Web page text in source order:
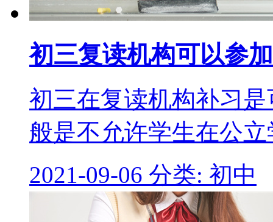
初三复读机构可以参
初三在复读机构补习
般是不允许学生在公
2021-09-06 分类: 初中